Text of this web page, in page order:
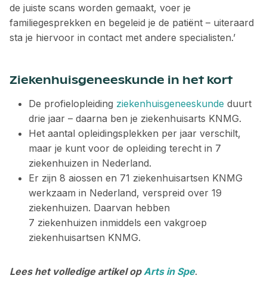
de juiste scans worden gemaakt, voer je
familiegesprekken en begeleid je de patiënt – uiteraard
sta je hiervoor in contact met andere specialisten.’
Ziekenhuisgeneeskunde in het kort
De profielopleiding ziekenhuisgeneeskunde duurt
drie jaar – ­daarna ben je ziekenhuisarts KNMG.
Het aantal opleidingsplekken per jaar verschilt,
maar je kunt voor de opleiding terecht in 7
ziekenhuizen in Nederland.
Er zijn 8 aiossen en 71 ziekenhuisartsen KNMG
werkzaam in Nederland, verspreid over 19
ziekenhuizen. Daarvan hebben
7 ziekenhuizen inmiddels een vakgroep
ziekenhuisartsen KNMG.
Lees het volledige artikel opArts in Spe.